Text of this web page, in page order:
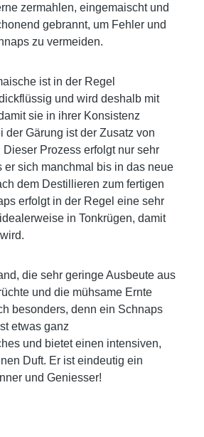
zermahlen, eingemaischt und
gebrannt, um Fehler und
zu vermeiden.
ist in der Regel
und wird deshalb mit
sie in ihrer Konsistenz
der Gärung ist der Zusatz von
Dieser Prozess erfolgt nur sehr
er sich manchmal bis in das neue
dem Destillieren zum fertigen
erfolgt in der Regel eine sehr
in Tonkrügen, damit
die sehr geringe Ausbeute aus
und die mühsame Ernte
besonders, denn ein Schnaps
etwas ganz
und bietet einen intensiven,
Duft. Er ist eindeutig ein
und Geniesser!